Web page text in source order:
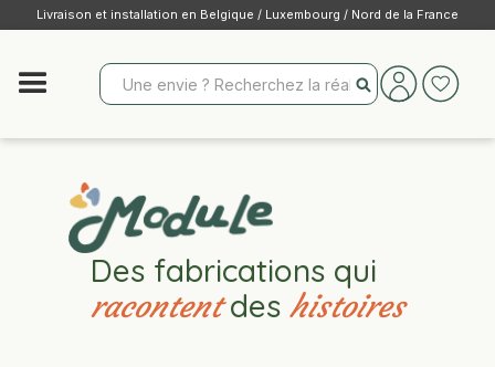
Livraison et installation en Belgique / Luxembourg / Nord de la France
Des fabrications qui
racontentdes histoires